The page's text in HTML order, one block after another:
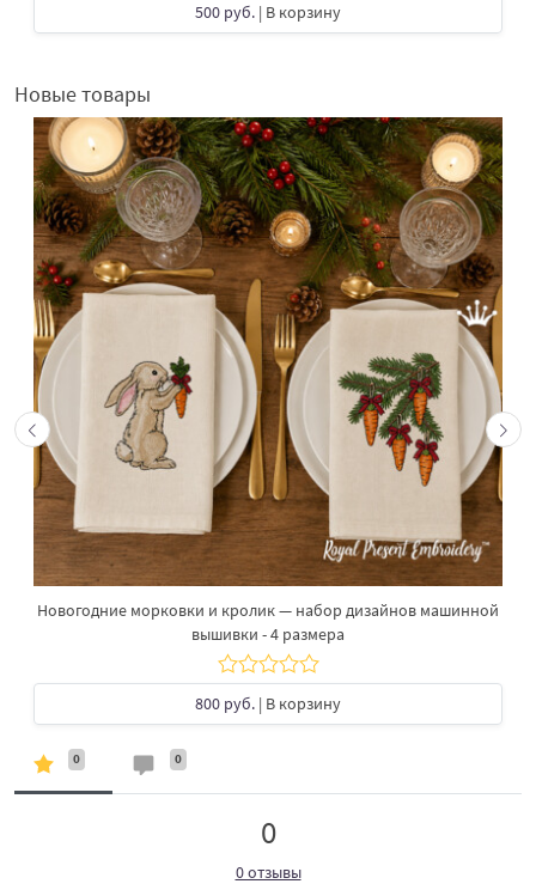
500 руб. | В корзину
Новые товары
Новогодние морковки и кролик — набор дизайнов машинной
вышивки - 4 размера
800 руб. | В корзину
0 0
0
0 отзывы